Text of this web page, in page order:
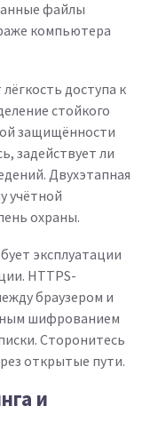
файлы
компьютера
доступа к
стойкого
защищённости
задействует ли
Двухэтапная
учётной
охраны.
эксплуатации
HTTPS-
браузером и
шифрованием
Сторонитесь
открытые пути.
и